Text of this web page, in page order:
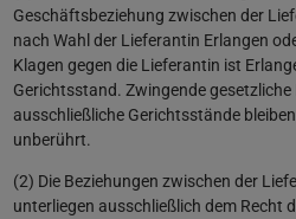
Geschäftsbeziehung zwischen der
nach Wahl der Lieferantin Erlangen
Klagen gegen die Lieferantin ist
Gerichtsstand. Zwingende
ausschließliche Gerichtsstände
unberührt.
(2) Die Beziehungen zwischen der
unterliegen ausschließlich dem Recht